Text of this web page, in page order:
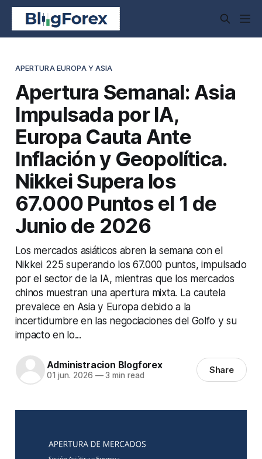
APERTURA EUROPA Y ASIA
Apertura Semanal: Asia
Impulsada por IA,
Europa Cauta Ante
Inflación y Geopolítica.
Nikkei Supera los
67.000 Puntos el 1 de
Junio de 2026
Los mercados asiáticos abren la semana con el
Nikkei 225 superando los 67.000 puntos, impulsado
por el sector de la IA, mientras que los mercados
chinos muestran una apertura mixta. La cautela
prevalece en Asia y Europa debido a la
incertidumbre en las negociaciones del Golfo y su
impacto en lo...
Administracion Blogforex
01 jun. 2026 —3 min read Share